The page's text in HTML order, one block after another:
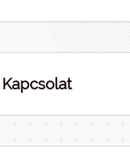
Kapcsolat